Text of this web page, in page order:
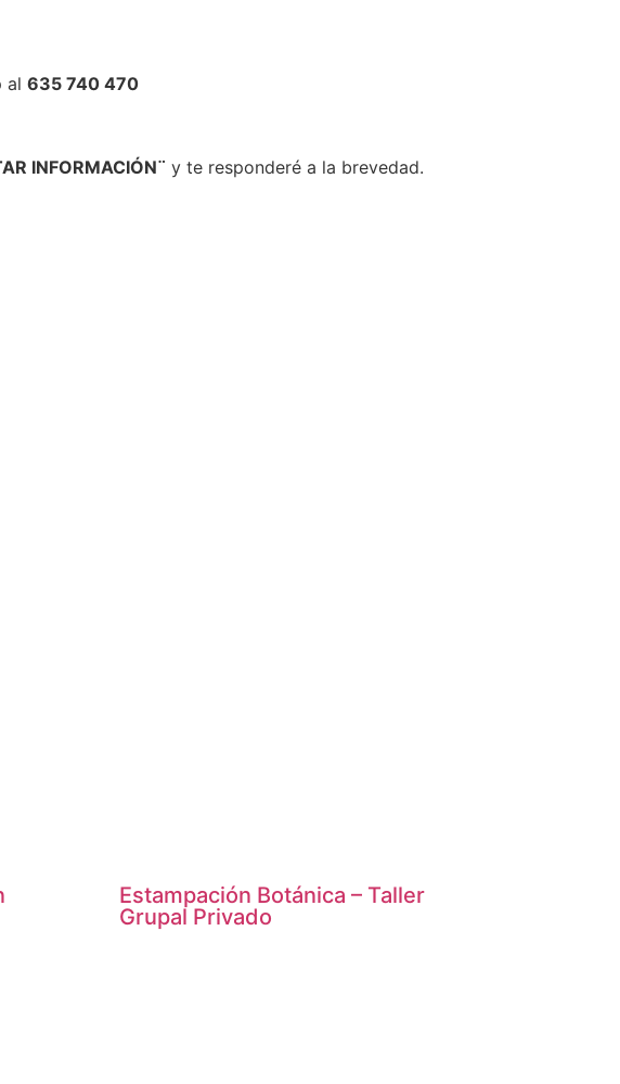
al 635 740 470
INFORMACIÓN¨ y te responderé a la brevedad.
Estampación Botánica – Taller
Grupal Privado